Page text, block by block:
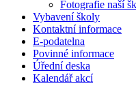
Fotografie naší
Vybavení školy
Kontaktní informace
E-podatelna
Povinné informace
Úřední deska
Kalendář akcí